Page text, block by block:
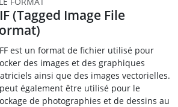
(Tagged Image File
est un format de fichier utilisé pour
des images et des graphiques
ainsi que des images vectorielles.
également être utilisé pour le
de photographies et de dessins au